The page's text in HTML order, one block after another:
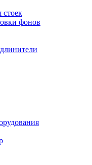
стоек
фонов